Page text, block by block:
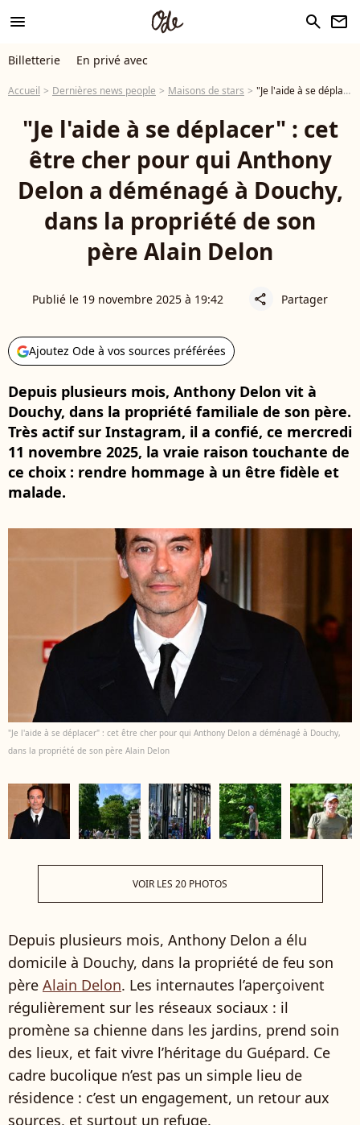
menu search newsletter
Billetterie En privé avec
Accueil Dernières news people Maisons de stars "Je l'aide à se déplacer" : cet être cher pour qui Anthony Delon a déménagé à Douchy, dans la propriété de son père Alain Delon
"Je l'aide à se déplacer" : cet
être cher pour qui Anthony
Delon a déménagé à Douchy,
dans la propriété de son
père Alain Delon
Publié le 19 novembre 2025 à 19:42 share Partager
Ajoutez Ode à vos sources préférées
Depuis plusieurs mois, Anthony Delon vit à
Douchy, dans la propriété familiale de son père.
Très actif sur Instagram, il a confié, ce mercredi
11 novembre 2025, la vraie raison touchante de
ce choix : rendre hommage à un être fidèle et
malade.
"Je l'aide à se déplacer" : cet être cher pour qui Anthony Delon a déménagé à Douchy,
dans la propriété de son père Alain Delon
VOIR LES 20 PHOTOS
Depuis plusieurs mois, Anthony Delon a élu
domicile à Douchy, dans la propriété de feu son
père Alain Delon. Les internautes l’aperçoivent
régulièrement sur les réseaux sociaux : il
promène sa chienne dans les jardins, prend soin
des lieux, et fait vivre l’héritage du Guépard. Ce
cadre bucolique n’est pas un simple lieu de
résidence : c’est un engagement, un retour aux
sources, et surtout un refuge.